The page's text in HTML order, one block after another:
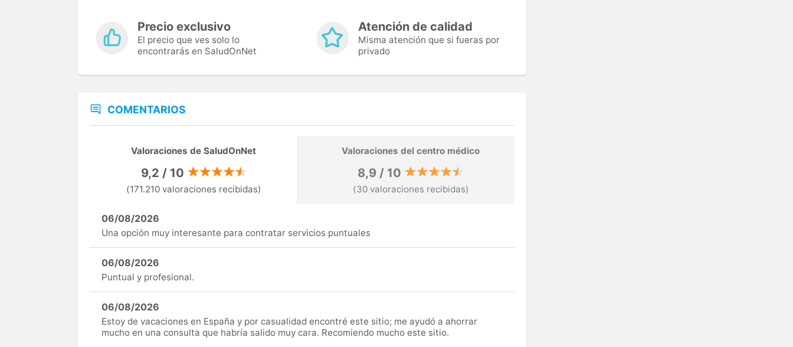
Precio exclusivo
El precio que ves solo lo
encontrarás en SaludOnNet
Atención de calidad
Misma atención que si fueras por
privado
COMENTARIOS
Valoraciones de SaludOnNet
9,2 / 10
(171.210 valoraciones recibidas)
Valoraciones del centro médico
8,9 / 10
(30 valoraciones recibidas)
06/08/2026
Una opción muy interesante para contratar servicios puntuales
06/08/2026
Puntual y profesional.
06/08/2026
Estoy de vacaciones en España y por casualidad encontré este sitio; me ayudó a ahorrar
mucho en una consulta que habría salido muy cara. Recomiendo mucho este sitio.